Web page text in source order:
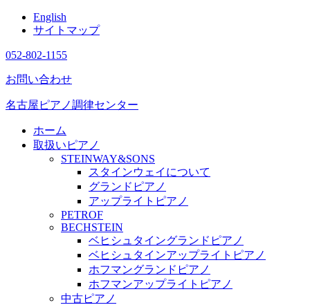
English
サイトマップ
052-802-1155
お問い合わせ
名古屋ピアノ調律センター
ホーム
取扱いピアノ
STEINWAY&SONS
スタインウェイについて
グランドピアノ
アップライトピアノ
PETROF
BECHSTEIN
ベヒシュタイングランドピアノ
ベヒシュタインアップライトピアノ
ホフマングランドピアノ
ホフマンアップライトピアノ
中古ピアノ